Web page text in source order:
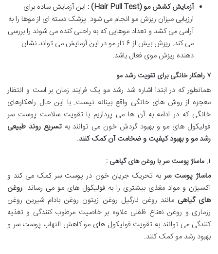
آزمایش کشش مو(Hair Pull Test)
: این آزمایش ساده برای
ارزیابی میزان ریزش مو انجام می شود. پزشک دسته ای از موها را به
آرامی می کشد و تعداد موهایی که به راحتی کنده می شوند را بررسی
می کند. ریزش بیش از ۶ تار مو در این آزمایش می تواند نشان
دهنده ریزش موی فعال باشد.
۷ راهکار خانگی برای تقویت رشد مو
همانطور که در ابتدا اشاره شد رشد مو یک فرایند زمان بر است و انتظار
معجزه از روش های خانگی واقع بینانه نیست. با این حال راهکارهای
خانگی که در ادامه به آن ها می پردازیم با تقویت سلامت پوست سر
فولیکول های مو و بهبود گردش خون می توانند بهتسریع روند طبیعی
رشد مو و بهبود کیفیت و ضخامت آن کمک کنند.
۱. ماساژ پوست سر با روغن های گیاهی :
ماساژ پوست سر به تحریک جریان خون در پوست سر کمک می کند و
اکسیژن و مواد مغذی بیشتری را به فولیکول های مو می رساند. روغن
های گیاهی مانند روغن نارگیل روغن زیتون روغن بادام شیرین روغن
رزماری و روغن نعناع فلفلی علاوه بر خاصیت مرطوب کنندگی و تغذیه
کنندگی می توانند به تقویت فولیکول های مو کاهش التهاب پوست سر و
بهبود رشد مو کمک کنند.